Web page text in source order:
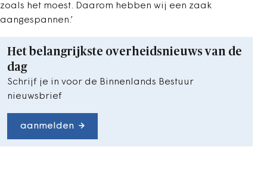
zoals het moest. Daarom hebben wij een zaak
aangespannen.’
Het belangrijkste overheidsnieuws van de
dag
Schrijf je in voor de Binnenlands Bestuur
nieuwsbrief
aanmelden